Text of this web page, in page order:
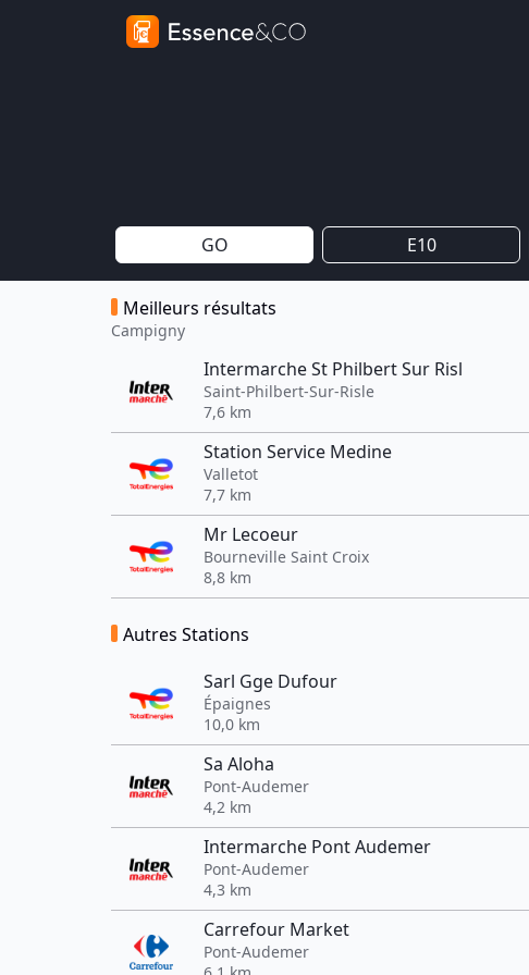
GO E10
Meilleurs résultats
Campigny
Intermarche St Philbert Sur Risl
Saint-Philbert-Sur-Risle
7,6 km
Station Service Medine
Valletot
7,7 km
Mr Lecoeur
Bourneville Saint Croix
8,8 km
Autres Stations
Sarl Gge Dufour
Épaignes
10,0 km
Sa Aloha
Pont-Audemer
4,2 km
Intermarche Pont Audemer
Pont-Audemer
4,3 km
Carrefour Market
Pont-Audemer